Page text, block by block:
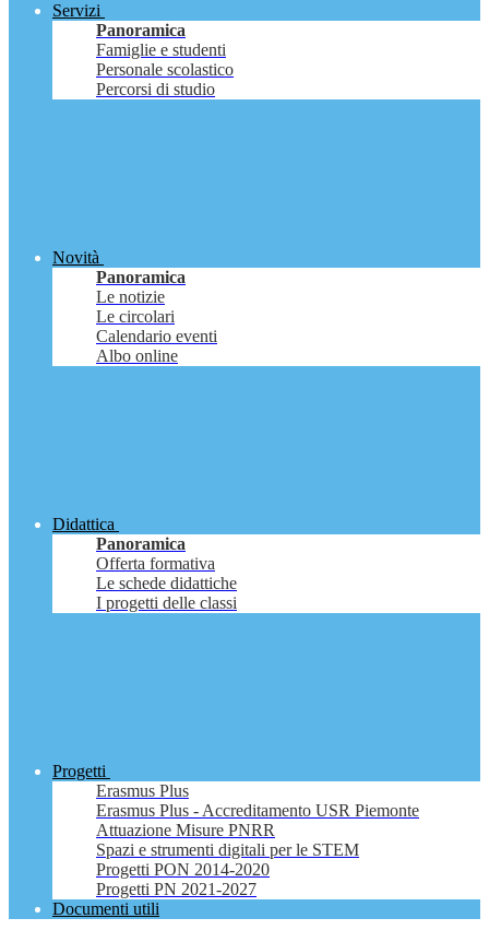
Servizi
Panoramica
Famiglie e studenti
Personale scolastico
Percorsi di studio
Novità
Panoramica
Le notizie
Le circolari
Calendario eventi
Albo online
Didattica
Panoramica
Offerta formativa
Le schede didattiche
I progetti delle classi
Progetti
Erasmus Plus
Erasmus Plus - Accreditamento USR Piemonte
Attuazione Misure PNRR
Spazi e strumenti digitali per le STEM
Progetti PON 2014-2020
Progetti PN 2021-2027
Documenti utili